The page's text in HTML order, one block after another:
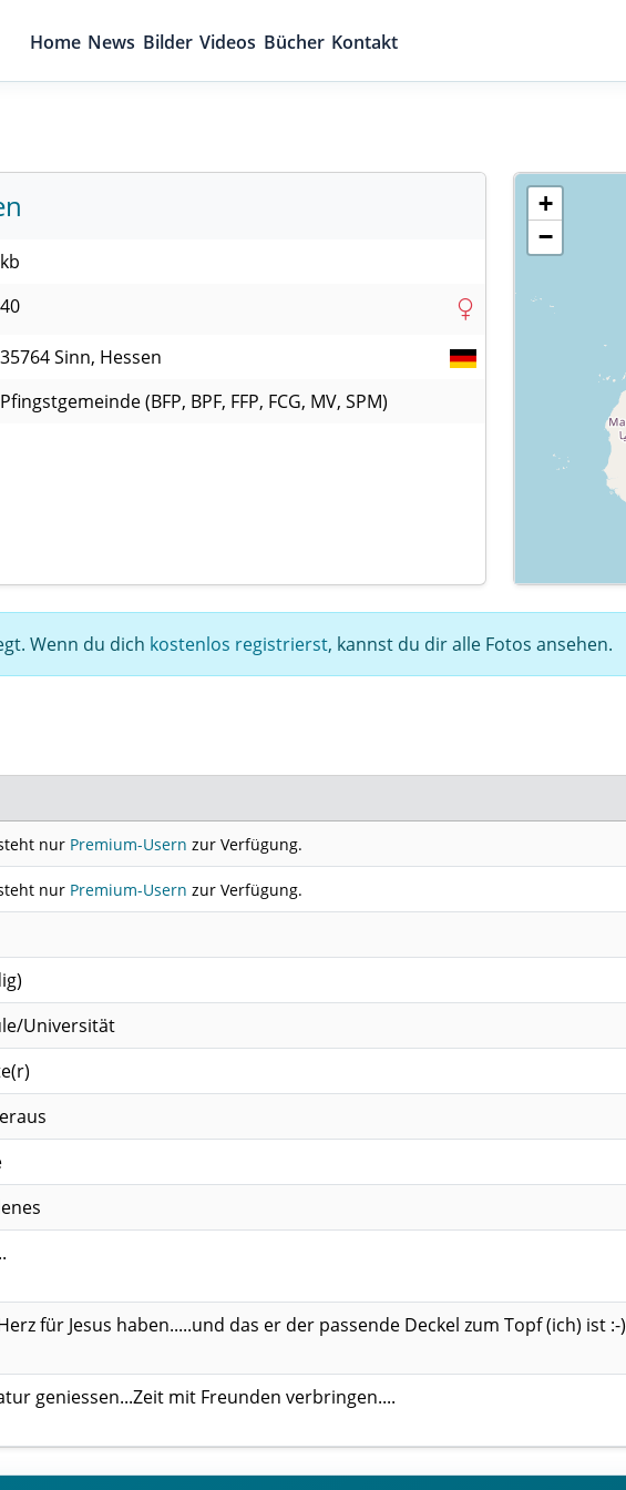
Home News Bilder Videos Bücher Kontakt
kb
40
35764 Sinn, Hessen
Pfingstgemeinde (BFP, BPF, FFP, FCG, MV, SPM)
+
−
Wenn du dich kostenlos registrierst, kannst du dir alle Fotos ansehen.
nur Premium-Usern zur Verfügung.
nur Premium-Usern zur Verfügung.
Universität
für Jesus haben.....und das er der passende Deckel zum Topf (ich) ist :-)
geniessen...Zeit mit Freunden verbringen....